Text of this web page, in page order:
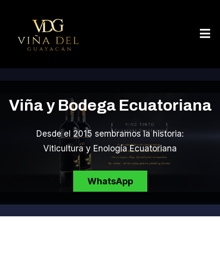
Viña y Bodega Ecuatoriana
Desde el 2015 sembramos la historia:
Viticultura y Enología Ecuatoriana
WhatsApp